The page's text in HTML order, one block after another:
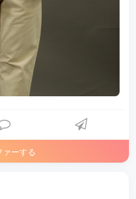
ァーする